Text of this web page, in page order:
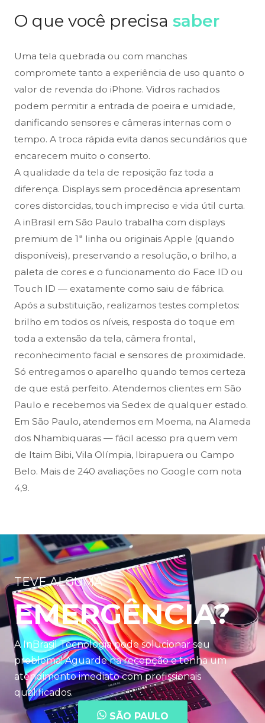
O que você precisa saber
Uma tela quebrada ou com manchas
compromete tanto a experiência de uso quanto o
valor de revenda do iPhone. Vidros rachados
podem permitir a entrada de poeira e umidade,
danificando sensores e câmeras internas com o
tempo. A troca rápida evita danos secundários que
encarecem muito o conserto.
A qualidade da tela de reposição faz toda a
diferença. Displays sem procedência apresentam
cores distorcidas, touch impreciso e vida útil curta.
A inBrasil em São Paulo trabalha com displays
premium de 1ª linha ou originais Apple (quando
disponíveis), preservando a resolução, o brilho, a
paleta de cores e o funcionamento do Face ID ou
Touch ID — exatamente como saiu de fábrica.
Após a substituição, realizamos testes completos:
brilho em todos os níveis, resposta do toque em
toda a extensão da tela, câmera frontal,
reconhecimento facial e sensores de proximidade.
Só entregamos o aparelho quando temos certeza
de que está perfeito. Atendemos clientes em São
Paulo e recebemos via Sedex de qualquer estado.
Em São Paulo, atendemos em Moema, na Alameda
dos Nhambiquaras — fácil acesso pra quem vem
de Itaim Bibi, Vila Olímpia, Ibirapuera ou Campo
Belo. Mais de 240 avaliações no Google com nota
4,9.
TEVE ALGUMA
EMERGÊNCIA?
A InBrasil Tecnologia pode solucionar seu
problema! Aguarde na recepção e tenha um
atendimento imediato com profissionais
qualificados.
SÃO PAULO